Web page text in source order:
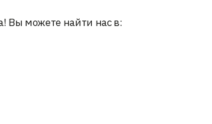
Вы можете найти нас в: